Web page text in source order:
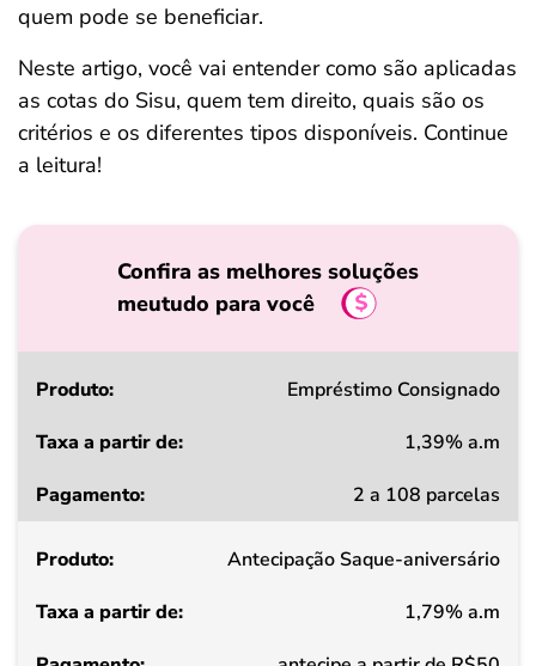
quem pode se beneficiar.
Neste artigo, você vai entender como são aplicadas
as cotas do Sisu, quem tem direito, quais são os
critérios e os diferentes tipos disponíveis. Continue
a leitura!
Confira as melhores soluções
meutudo para você
Produto
a
de
Pagamento
Empréstimo Consignado
1,39% a.m
2 a 108 parcelas
Antecipação Saque-aniversário
1,79% a.m